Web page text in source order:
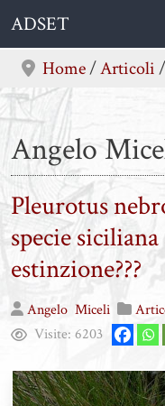
Skip
content
ADSET
Home/Articoli/
Angelo
Pleurotus
specie
estinzione???
Angelo Miceli
Visite: 6203